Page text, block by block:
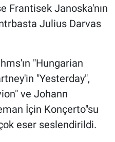
Frantisek Janoska'nın
Julius Darvas
"Hungarian
"Yesterday",
ve Johann
İçin Konçerto"su
eser seslendirildi.